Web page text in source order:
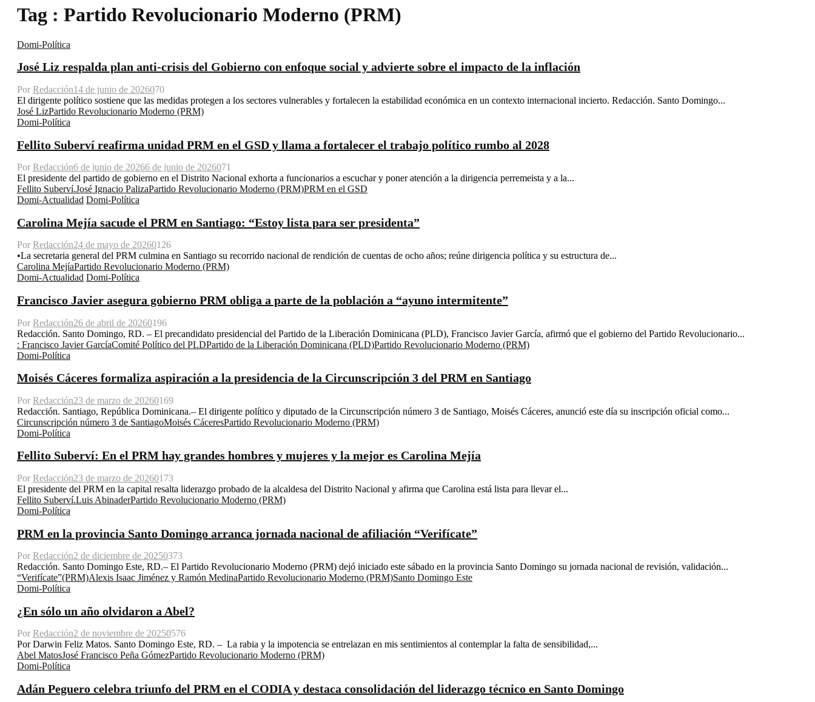
Tag : Partido Revolucionario Moderno (PRM)
Domi-Política
José Liz respalda plan anti-crisis del Gobierno con enfoque social y advierte sobre el impacto de la inflación
Por Redacción14 de junio de 2026070
El dirigente político sostiene que las medidas protegen a los sectores vulnerables y fortalecen la estabilidad económica en un contexto internacional incierto. Redacción. Santo Domingo...
José LizPartido Revolucionario Moderno (PRM)
Domi-Política
Fellito Suberví reafirma unidad PRM en el GSD y llama a fortalecer el trabajo político rumbo al 2028
Por Redacción6 de junio de 20266 de junio de 2026071
El presidente del partido de gobierno en el Distrito Nacional exhorta a funcionarios a escuchar y poner atención a la dirigencia perremeista y a la...
Fellito Suberví.José Ignacio PalizaPartido Revolucionario Moderno (PRM)PRM en el GSD
Domi-Actualidad Domi-Política
Carolina Mejía sacude el PRM en Santiago: “Estoy lista para ser presidenta”
Por Redacción24 de mayo de 20260126
•La secretaria general del PRM culmina en Santiago su recorrido nacional de rendición de cuentas de ocho años; reúne dirigencia política y su estructura de...
Carolina MejíaPartido Revolucionario Moderno (PRM)
Domi-Actualidad Domi-Política
Francisco Javier asegura gobierno PRM obliga a parte de la población a “ayuno intermitente”
Por Redacción26 de abril de 20260196
Redacción. Santo Domingo, RD. – El precandidato presidencial del Partido de la Liberación Dominicana (PLD), Francisco Javier García, afirmó que el gobierno del Partido Revolucionario...
: Francisco Javier GarcíaComité Político del PLDPartido de la Liberación Dominicana (PLD)Partido Revolucionario Moderno (PRM)
Domi-Política
Moisés Cáceres formaliza aspiración a la presidencia de la Circunscripción 3 del PRM en Santiago
Por Redacción23 de marzo de 20260169
Redacción. Santiago, República Dominicana.– El dirigente político y diputado de la Circunscripción número 3 de Santiago, Moisés Cáceres, anunció este día su inscripción oficial como...
Circunscripción número 3 de SantiagoMoisés CáceresPartido Revolucionario Moderno (PRM)
Domi-Política
Fellito Suberví: En el PRM hay grandes hombres y mujeres y la mejor es Carolina Mejía
Por Redacción23 de marzo de 20260173
El presidente del PRM en la capital resalta liderazgo probado de la alcaldesa del Distrito Nacional y afirma que Carolina está lista para llevar el...
Fellito Suberví.Luis AbinaderPartido Revolucionario Moderno (PRM)
Domi-Política
PRM en la provincia Santo Domingo arranca jornada nacional de afiliación “Verifícate”
Por Redacción2 de diciembre de 20250373
Redacción. Santo Domingo Este, RD.– El Partido Revolucionario Moderno (PRM) dejó iniciado este sábado en la provincia Santo Domingo su jornada nacional de revisión, validación...
“Verifícate”(PRM)Alexis Isaac Jiménez y Ramón MedinaPartido Revolucionario Moderno (PRM)Santo Domingo Este
Domi-Política
¿En sólo un año olvidaron a Abel?
Por Redacción2 de noviembre de 20250576
Por Darwin Feliz Matos. Santo Domingo Este, RD. – La rabia y la impotencia se entrelazan en mis sentimientos al contemplar la falta de sensibilidad,...
Abel MatosJosé Francisco Peña GómezPartido Revolucionario Moderno (PRM)
Domi-Política
Adán Peguero celebra triunfo del PRM en el CODIA y destaca consolidación del liderazgo técnico en Santo Domingo